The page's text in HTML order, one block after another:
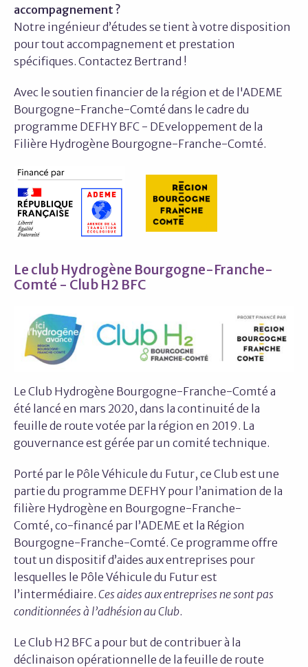
accompagnement ?
Notre ingénieur d’études se tient à votre disposition
pour tout accompagnement et prestation
spécifiques. Contactez Bertrand !
Avec le soutien financier de la région et de l'ADEME
Bourgogne-Franche-Comté dans le cadre du
programme DEFHY BFC - DEveloppement de la
Filière Hydrogène Bourgogne-Franche-Comté.
Le club Hydrogène Bourgogne-Franche-
Comté - Club H2 BFC
Le Club Hydrogène Bourgogne-Franche-Comté a
été lancé en mars 2020, dans la continuité de la
feuille de route votée par la région en 2019. La
gouvernance est gérée par un comité technique.
Porté par le Pôle Véhicule du Futur, ce Club est une
partie du programme DEFHY pour l’animation de la
filière Hydrogène en Bourgogne-Franche-
Comté, co-financé par l’ADEME et la Région
Bourgogne-Franche-Comté. Ce programme offre
tout un dispositif d’aides aux entreprises pour
lesquelles le Pôle Véhicule du Futur est
l’intermédiaire. Ces aides aux entreprises ne sont pas
conditionnées à l’adhésion au Club.
Le Club H2 BFC a pour but de contribuer à la
déclinaison opérationnelle de la feuille de route